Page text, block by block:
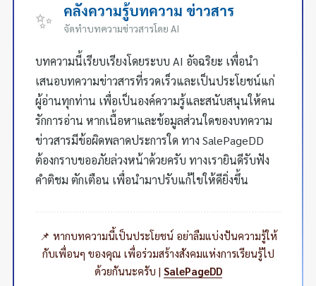
✨ คลังความรู้บทความ ข่าวสาร
จัดทำบทความข่าวสารโดย AI
บทความนี้เรียบเรียงโดยระบบ AI อัจฉริยะ เพื่อนำ
เสนอบทความข่าวสารที่รวดเร็วและเป็นประโยชน์แก่
ผู้อ่านทุกท่าน เพื่อเป็นองค์ความรู้และสนับสนุนให้คน
รักการอ่าน หากเนื้อหาและข้อมูลส่วนใดของบทความ
ข่าวสารมีข้อผิดพลาดประการใด ทาง SalePageDD
ต้องกราบขออภัยล่วงหน้าด้วยครับ ทางเรายินดีรับฟัง
คำติชม ตักเตือน เพื่อนำมาปรับแก้ไขให้ดียิ่งขึ้น
📌 หากบทความนี้เป็นประโยชน์ อย่าลืมแบ่งปันความรู้ให้
กับเพื่อนๆ ของคุณ เพื่อร่วมสร้างสังคมแห่งการเรียนรู้ไป
ด้วยกันนะครับ | SalePageDD